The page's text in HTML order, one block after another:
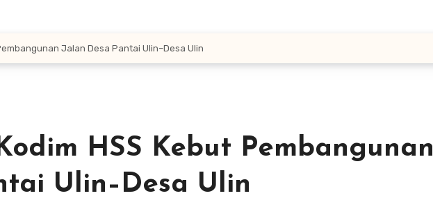
Jalan Desa Pantai Ulin–Desa Ulin
HSS Kebut Pembangunan
Ulin–Desa Ulin